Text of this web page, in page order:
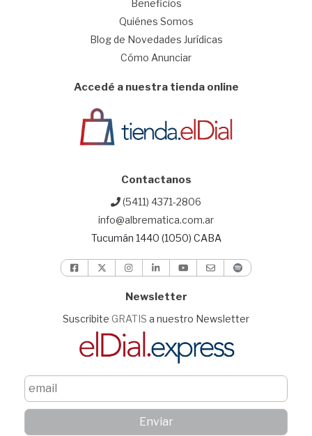
Beneficios
Quiénes Somos
Blog de Novedades Jurídicas
Cómo Anunciar
Accedé a nuestra tienda online
Contactanos
(5411) 4371-2806
info@albrematica.com.ar
Tucumán 1440 (1050) CABA
Newsletter
Suscribite GRATIS a nuestro Newsletter